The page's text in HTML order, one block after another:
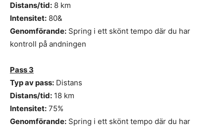
Distans/tid: 8 km
Intensitet: 80&
Genomförande: Spring i ett skönt tempo där du har
kontroll på andningen
Pass 3
Typ av pass: Distans
Distans/tid: 18 km
Intensitet: 75%
Genomförande: Spring i ett skönt tempo där du har